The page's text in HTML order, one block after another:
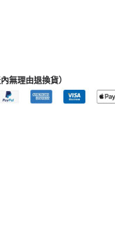
無理由退換貨）